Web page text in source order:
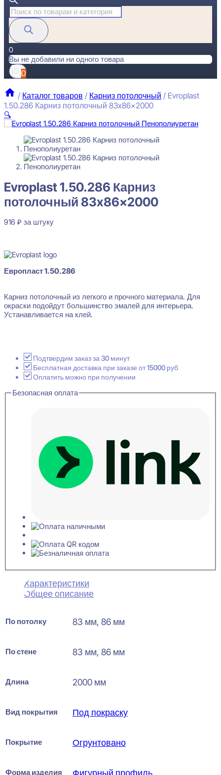
Поиск
товаров
0
Вы не добавили ни одного товара
0
/ Каталог товаров / Карниз потолочный / Evroplast
1.50.286 Карниз потолочный 83x86x2000
🔍
Evroplast 1.50.286 Карниз
потолочный 83x86x2000
916 ₽ за штуку
Европласт 1.50.286
Карниз потолочный из легкого и прочного материала. Для
окраски подойдут большинство эмалей для интерьера.
Устанавливается на клей.
Подтвердим заказ за 30 минут
Бесплатная доставка при заказе от 15000 руб
Оплатить можно при получении
Безопасная оплата
Характеристики
Общее описание
По потолку 83 мм, 86 мм
По стене 83 мм, 86 мм
Длина 2000 мм
Вид покрытия Под покраску
Покрытие Огрунтовано
Форма изделия Фигурный профиль